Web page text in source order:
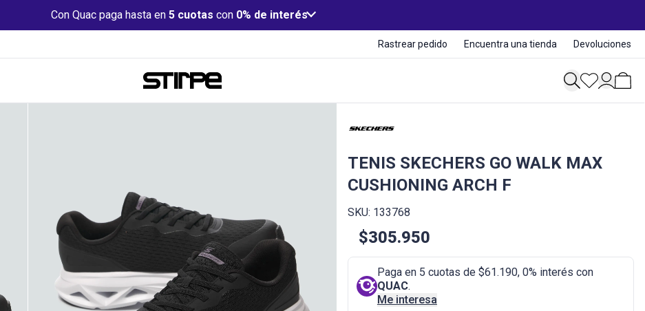
Con Quac paga hasta en 5 cuotas con 0% de interés
Rastrear pedido Encuentra una tienda Devoluciones
TENIS SKECHERS GO WALK MAX
CUSHIONING ARCH F
SKU: 133768
$305.950
Paga en 5 cuotas de $61.190, 0% interés con
QUAC.
Me interesa